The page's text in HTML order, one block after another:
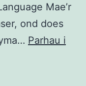
Mae’r
ond does
Parhau i